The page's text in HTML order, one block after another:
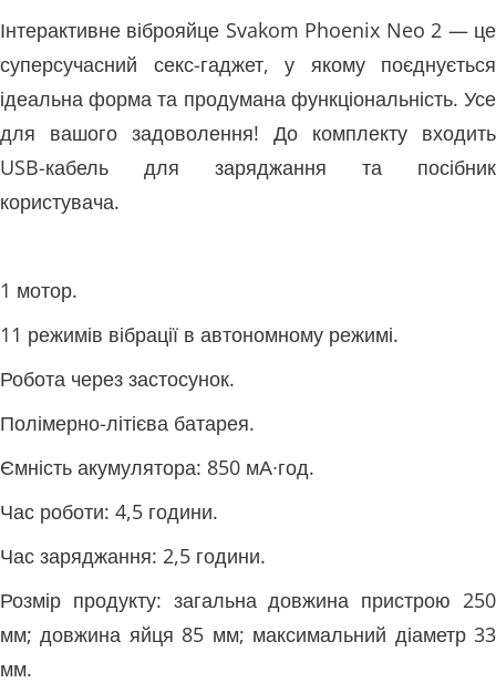
Інтерактивне віброяйце Svakom Phoenix Neo 2 — це
суперсучасний секс-гаджет, у якому поєднується
ідеальна форма та продумана функціональність. Усе
для вашого задоволення! До комплекту входить
USB-кабель для заряджання та посібник
користувача.
1 мотор.
11 режимів вібрації в автономному режимі.
Робота через застосунок.
Полімерно-літієва батарея.
Ємність акумулятора: 850 мА∙год.
Час роботи: 4,5 години.
Час заряджання: 2,5 години.
Розмір продукту: загальна довжина пристрою 250
мм; довжина яйця 85 мм; максимальний діаметр 33
мм.